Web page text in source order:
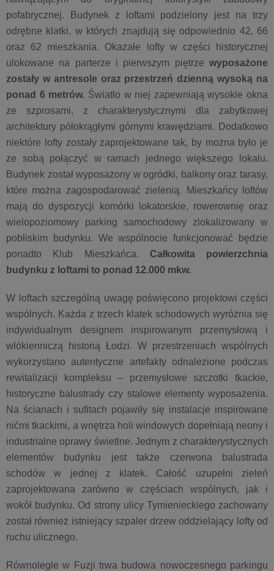
pofabrycznej. Budynek z loftami podzielony jest na trzy
odrębne klatki, w których znajdują się odpowiednio 42, 66
oraz 62 mieszkania. Okazałe lofty w części historycznej
ulokowane na parterze i pierwszym piętrze wyposażone
zostały w antresole oraz przestrzeń dzienną wysoką na
ponad 6 metrów. Światło w niej zapewniają wysokie okna
ze szprosami, z charakterystycznymi dla zabytkowej
architektury półokrągłymi górnymi krawędziami. Dodatkowo
niektóre lofty zostały zaprojektowane tak, by można było je
ze sobą połączyć w ramach jednego większego lokalu.
Budynek został wyposażony w ogródki, balkony oraz tarasy,
które można zagospodarować zielenią. Mieszkańcy loftów
mają do dyspozycji komórki lokatorskie, rowerownię oraz
wielopoziomowy parking samochodowy zlokalizowany w
pobliskim budynku. We wspólnocie funkcjonować będzie
ponadto Klub Mieszkańca. Całkowita powierzchnia
budynku z loftami to ponad 12.000 mkw.
W loftach szczególną uwagę poświęcono projektowi części
wspólnych. Każda z trzech klatek schodowych wyróżnia się
indywidualnym designem inspirowanym przemysłową i
włókienniczą historią Łodzi. W przestrzeniach wspólnych
wykorzystano autentyczne artefakty odnalezione podczas
rewitalizacji kompleksu – przemysłowe szczotki tkackie,
historyczne balustrady czy stalowe elementy wyposażenia.
Na ścianach i sufitach pojawiły się instalacje inspirowane
nićmi tkackimi, a wnętrza holi windowych dopełniają neony i
industrialne oprawy świetlne. Jednym z charakterystycznych
elementów budynku jest także czerwona balustrada
schodów w jednej z klatek. Całość uzupełni zieleń
zaprojektowana zarówno w częściach wspólnych, jak i
wokół budynku. Od strony ulicy Tymienieckiego zachowany
został również istniejący szpaler drzew oddzielający lofty od
ruchu ulicznego.
Równolegle w Fuzji trwa budowa nowoczesnego parkingu